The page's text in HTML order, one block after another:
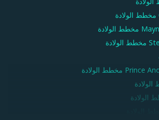
مخطط الولادة
مخطط الولادة
مخطط الولادة
Prince مخطط الولادة
الولادة